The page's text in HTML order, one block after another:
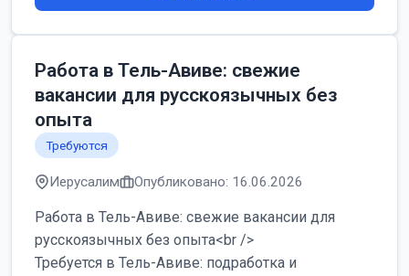
Работа в Тель-Авиве: свежие
вакансии для русскоязычных без
опыта
Требуются
Иерусалим Опубликовано: 16.06.2026
Работа в Тель-Авиве: свежие вакансии для
русскоязычных без опыта<br />
Требуется в Тель-Авиве: подработка и